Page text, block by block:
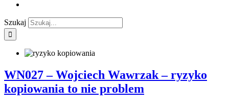
Szukaj
WN027 – Wojciech Wawrzak – ryzyko
kopiowania to nie problem